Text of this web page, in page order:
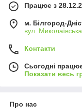
Працює з
м. Білгород-
вул.
Контакти
Сьогодні
Показати весь
Про нас